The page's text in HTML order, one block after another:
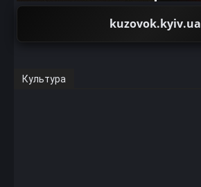
kuzovok.kyiv.ua
Культура